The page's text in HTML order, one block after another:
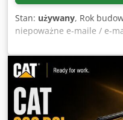
Stan: używany, Rok
niepoważne e-maile / e-
WhatsApp "ZASTRZEGA
BŁĘDÓW PISARSKICH
MIĘDZYOKRESOWEJ"